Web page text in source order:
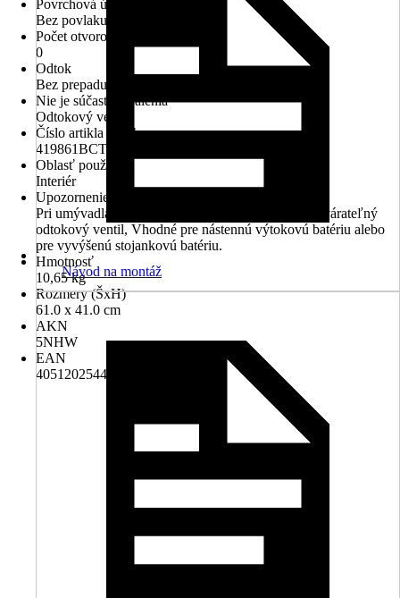
Povrchová úprava
Bez povlaku
Počet otvorov na batériu
0
Odtok
Bez prepadu
Nie je súčasťou balenia
Odtokový ventil
Číslo artikla výrobcu
419861BCT0
Oblasť použitia
Interiér
Upozornenie
Pri umývadlách bez prepadu sa musí použiť neuzatvárateľný
odtokový ventil, Vhodné pre nástennú výtokovú batériu alebo
pre vyvýšenú stojankovú batériu.
Hmotnosť
10,65 kg
Rozmery (ŠxH)
61.0 x 41.0 cm
AKN
5NHW
EAN
4051202544058
Návod na montáž